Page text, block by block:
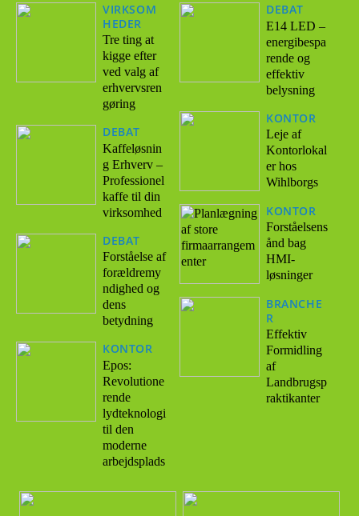
VIRKSOM
HEDER
Tre ting at
kigge efter
ved valg af
erhvervsren
gøring
DEBAT
Kaffeløsnin
g Erhverv –
Professionel
kaffe til din
virksomhed
DEBAT
Forståelse af
forældremy
ndighed og
dens
betydning
KONTOR
Epos:
Revolutione
rende
lydteknologi
til den
moderne
arbejdsplads
DEBAT
E14 LED –
energibespa
rende og
effektiv
belysning
KONTOR
Leje af
Kontorlokal
er hos
Wihlborgs
KONTOR
Forståelsens
ånd bag
HMI-
løsninger
BRANCHE
R
Effektiv
Formidling
af
Landbrugsp
raktikanter